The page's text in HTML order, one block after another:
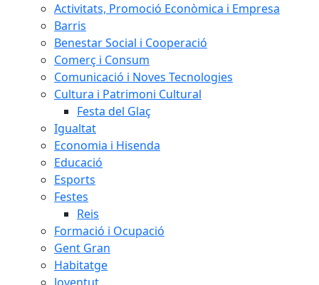
Activitats, Promoció Econòmica i Empresa
Barris
Benestar Social i Cooperació
Comerç i Consum
Comunicació i Noves Tecnologies
Cultura i Patrimoni Cultural
Festa del Glaç
Igualtat
Economia i Hisenda
Educació
Esports
Festes
Reis
Formació i Ocupació
Gent Gran
Habitatge